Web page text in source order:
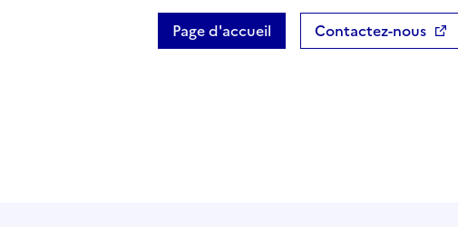
Page d'accueil Contactez-nous